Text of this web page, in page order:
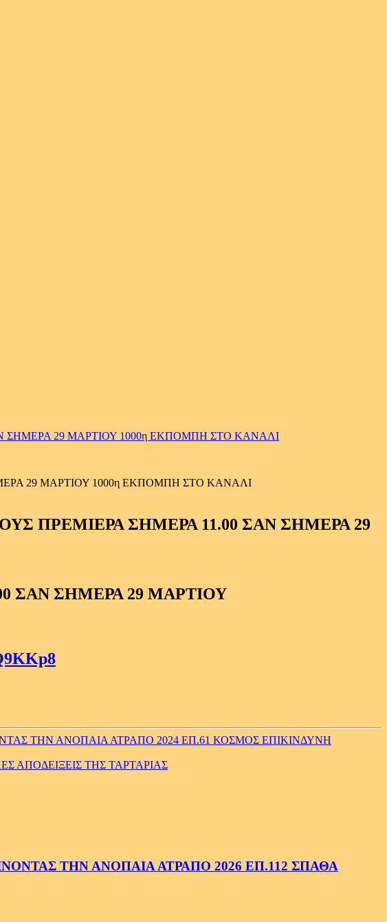
29 ΜΑΡΤΙΟΥ 1000η ΕΚΠΟΜΠΗ ΣΤΟ ΚΑΝΑΛΙ
29 ΜΑΡΤΙΟΥ 1000η ΕΚΠΟΜΠΗ ΣΤΟ ΚΑΝΑΛΙ
ΣΑΝ ΣΗΜΕΡΑ 29 ΜΑΡΤΙΟΥ
ΤΗΝ ΑΝΟΠΑΙΑ ΑΤΡΑΠΟ 2024 ΕΠ.61 ΚΟΣΜΟΣ ΕΠΙΚΙΝΔΥΝΗ
ΑΠΟΔΕΙΞΕΙΣ ΤΗΣ ΤΑΡΤΑΡΙΑΣ
ΤΗΝ ΑΝΟΠΑΙΑ ΑΤΡΑΠΟ 2026 ΕΠ.112 ΣΠΑΘΑ